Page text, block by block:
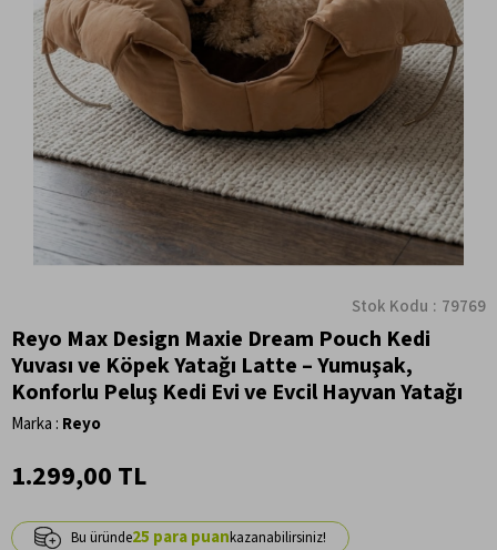
Stok Kodu 79769
Reyo Max Design Maxie Dream Pouch Kedi
Yuvası ve Köpek Yatağı Latte – Yumuşak,
Konforlu Peluş Kedi Evi ve Evcil Hayvan Yatağı
Marka : Reyo
1.299,00 TL
25